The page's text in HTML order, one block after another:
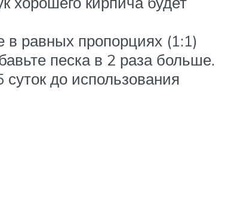
в равных пропорциях (1:1)
песка в 2 раза больше.
до использования